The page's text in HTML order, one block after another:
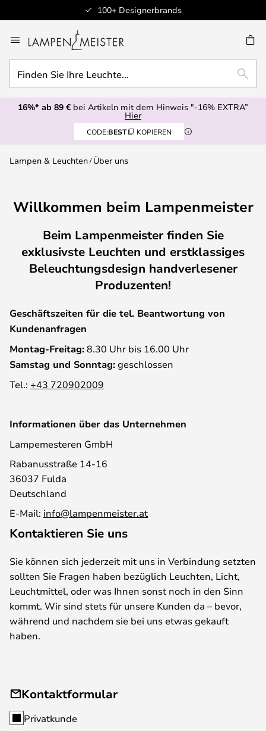
100+ Designerbrands
Inhalt
springen
Sie
Ihre
Leuchte...
16%* ab 89 € bei Artikeln mit dem Hinweis "-16% EXTRA”
Hier
CODE:BEST KOPIEREN
Lampen & Leuchten Über uns
Willkommen beim Lampenmeister
Beim Lampenmeister finden Sie
exklusivste Leuchten und erstklassiges
Beleuchtungsdesign handverlesener
Produzenten!
Geschäftszeiten für die tel. Beantwortung von
Kundenanfragen
Montag-Freitag:8.30 Uhr bis 16.00 Uhr
Samstag und Sonntag:geschlossen
Tel.: +43 720902009
Informationen über das Unternehmen
Lampemesteren GmbH
Rabanusstraße 14-16
36037 Fulda
Deutschland
E-Mail: info@lampenmeister.at
Kontaktieren Sie uns
Sie können sich jederzeit mit uns in Verbindung setzten
sollten Sie Fragen haben bezüglich Leuchten, Licht,
Leuchtmittel, oder was Ihnen sonst noch in den Sinn
kommt. Wir sind stets für unsere Kunden da – bevor,
während und nachdem sie bei uns etwas gekauft
haben.
Kontaktformular
Privatkunde